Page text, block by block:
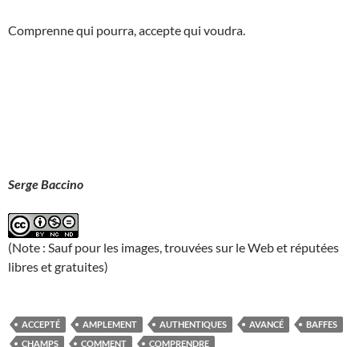
Comprenne qui pourra, accepte qui voudra.
Serge Baccino
(Note : Sauf pour les images, trouvées sur le Web et réputées
libres et gratuites)
ACCEPTÉ AMPLEMENT AUTHENTIQUES AVANCÉ
BAFFES
CHAMPS
COMMENT COMPRENDRE